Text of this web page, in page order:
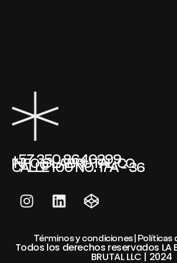
+57 350 8640299
INFO@LABRUTAL.CO
CALLE 100 NO. 17A - 36
Términos y condiciones | Políticas
Todos los derechos reservados LA
BRUTAL LLC | 2024